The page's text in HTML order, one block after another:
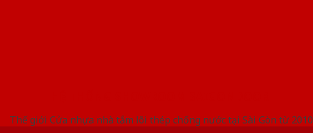
Thế giới Cửa nhựa nhà tắm lõi thép chống nước tại Sài Gòn từ 2010